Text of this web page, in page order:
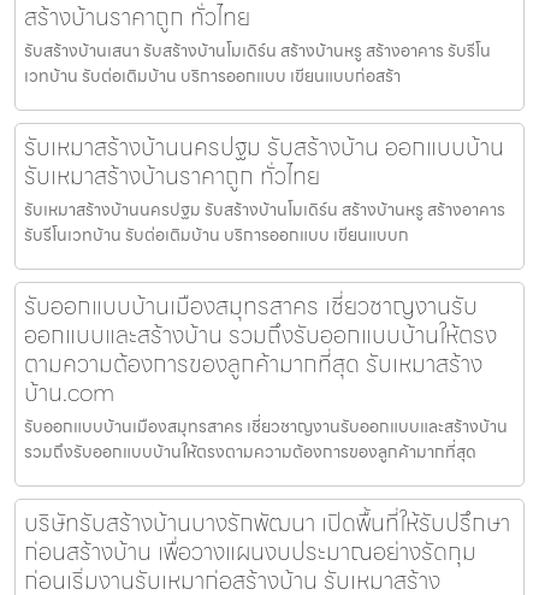
สร้างบ้านราคาถูก ทั่วไทย
รับสร้างบ้านเสนา รับสร้างบ้านโมเดิร์น สร้างบ้านหรู สร้างอาคาร รับรีโน
เวทบ้าน รับต่อเติมบ้าน บริการออกแบบ เขียนแบบก่อสร้า
รับเหมาสร้างบ้านนครปฐม รับสร้างบ้าน ออกแบบบ้าน
รับเหมาสร้างบ้านราคาถูก ทั่วไทย
รับเหมาสร้างบ้านนครปฐม รับสร้างบ้านโมเดิร์น สร้างบ้านหรู สร้างอาคาร
รับรีโนเวทบ้าน รับต่อเติมบ้าน บริการออกแบบ เขียนแบบก
รับออกแบบบ้านเมืองสมุทรสาคร เชี่ยวชาญงานรับ
ออกแบบและสร้างบ้าน รวมถึงรับออกแบบบ้านให้ตรง
ตามความต้องการของลูกค้ามากที่สุด รับเหมาสร้าง
บ้าน.com
รับออกแบบบ้านเมืองสมุทรสาคร เชี่ยวชาญงานรับออกแบบและสร้างบ้าน
รวมถึงรับออกแบบบ้านให้ตรงตามความต้องการของลูกค้ามากที่สุด
บริษัทรับสร้างบ้านบางรักพัฒนา เปิดพื้นที่ให้รับปรึกษา
ก่อนสร้างบ้าน เพื่อวางแผนงบประมาณอย่างรัดกุม
ก่อนเริ่มงานรับเหมาก่อสร้างบ้าน รับเหมาสร้าง